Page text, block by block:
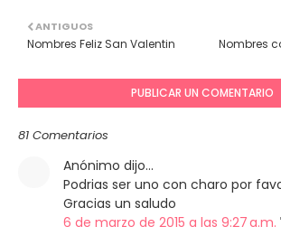
Nombres
ANTIGUOS
Nombres Feliz San Valentin
PUBLICAR UN COMENTARIO
81 Comentarios
Anónimo dijo…
Podrias ser uno con charo por
Gracias un saludo
6 de marzo de 2015 a las 9:27 a.m.